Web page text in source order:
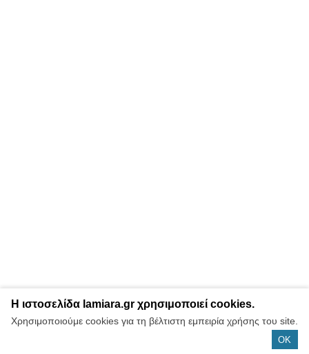
Η ιστοσελίδα lamiara.gr χρησιμοποιεί cookies.
Χρησιμοποιούμε cookies για τη βέλτιστη εμπειρία χρήσης του site.
OK